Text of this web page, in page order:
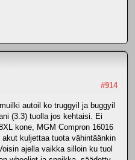
#914
autoil ko truggyil ja buggyil
(3.3) tuolla jos kehtaisi. Ei
kone, MGM Compron 16016
kuljettaa tuota vähintäänkin
ajella vaikka silloin ku tuol